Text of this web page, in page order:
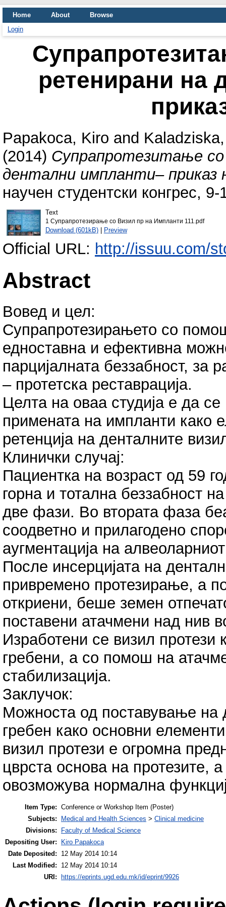
Home About
Browse
Login
ретенирани на
Papakoca, Kiro and
(2014) Супрапротезитање
дентални импланти– приказ
научен студентски конгрес,
Text
1 Супрапротезирање со Визил пр на Импланти 111.pdf
Download (601kB)| Preview
Official URL: http://issuu.com/
Abstract
Вовед и цел:
Супрапротезирањето со
едноставна и ефективна
парцијалната беззабност, за
– протетска реставрација.
Целта на оваа студија е да
примената на импланти како
ретенција на денталните
Клинички случај:
Пациенткa на возраст од 59
горна и тотална беззабност
две фази. Во втората фаза
соодветно и прилагодено
аугментација на
После инсерцијата на
привремено протезирање, а
откриени, беше земен
поставени атачмени над нив
Изработени се визил
гребени, а со помош на
стабилизација.
Заклучок:
Можноста од поставување на
гребен како основни
визил протези е огромна
цврста основа на протезите,
овозможува нормална
Item Type: Conference or Workshop Item (Poster)
Subjects:
Medical and Health Sciences > Clinical medicine
Divisions:
Faculty of Medical Science
Depositing User:
Kiro Papakoca
Date Deposited:
12 May 2014 10:14
Last Modified:
12 May 2014 10:14
URI:
https://eprints.ugd.edu.mk/id/eprint/9926